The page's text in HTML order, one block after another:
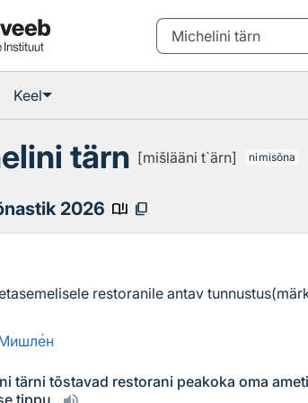
Keel
tärn [mišlääni t`ärn] nimisõna
2026 book_ribbon content_copy
restoranile antav
ен
tärni tõstavad restorani peakoka oma
tippu.